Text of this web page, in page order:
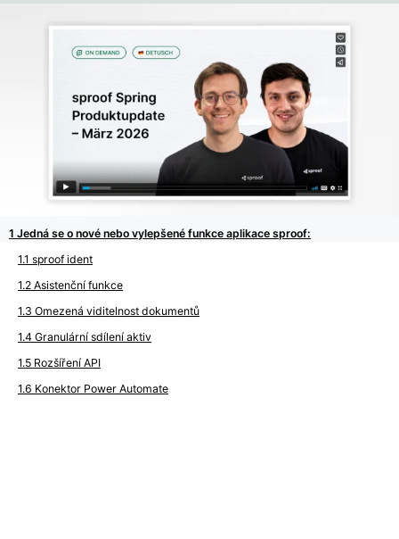
Jedná se o nové nebo vylepšené funkce aplikace sproof:
sproof ident
Asistenční funkce
Omezená viditelnost dokumentů
Granulární sdílení aktiv
Rozšíření API
Konektor Power Automate